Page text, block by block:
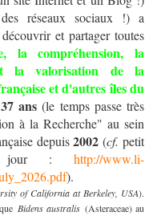
réseaux sociaux !) a
et partager toutes
la compréhension, la
la valorisation de la
et d'autres îles du
ans (le temps passe très
à la Recherche" au sein
depuis2002 (cf.petit
jour : http://www.li-
).
of California at Berkeley, USA).
Bidens australis (Asteraceae) au